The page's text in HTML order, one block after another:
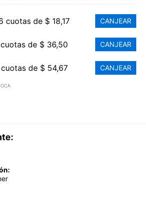
cuotas de $ 18,17 CANJEAR
de $ 36,50 CANJEAR
de $ 54,67 CANJEAR